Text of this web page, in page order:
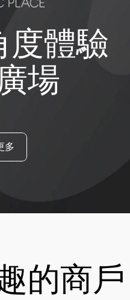
度體驗
場
多
的商戶